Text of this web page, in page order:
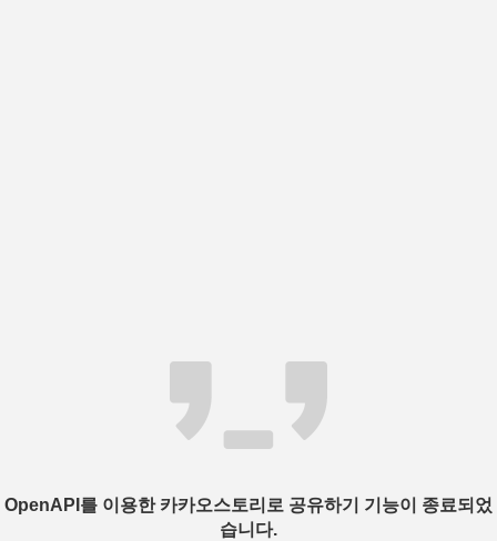
OpenAPI를 이용한 카카오스토리로 공유하기 기능이 종료되었
습니다.